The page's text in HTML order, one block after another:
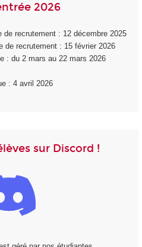
2026
de recrutement : 12 décembre 2025
de recrutement : 15 février 2026
: du 2 mars au 22 mars 2026
: 4 avril 2026
sur Discord !